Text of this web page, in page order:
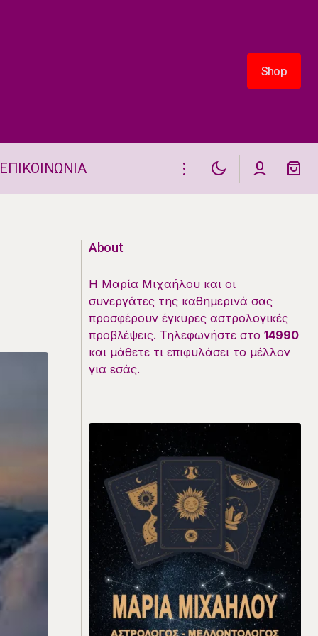
Shop
Shop
ΕΠΙΚΟΙΝΩΝΙΑ
About
Η Μαρία Μιχαήλου και οι
συνεργάτες της καθημερινά σας
προσφέρουν έγκυρες αστρολογικές
προβλέψεις. Τηλεφωνήστε στο 14990
και μάθετε τι επιφυλάσει το μέλλον
για εσάς.